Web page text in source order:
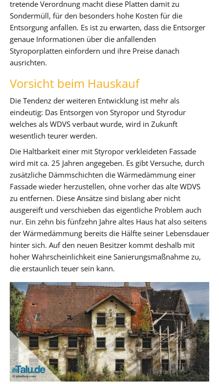
tretende Verordnung macht diese Platten damit zu
Sondermüll, für den besonders hohe Kosten für die
Entsorgung anfallen. Es ist zu erwarten, dass die Entsorger
genaue Informationen über die anfallenden
Styroporplatten einfordern und ihre Preise danach
ausrichten.
Vorsicht beim Hauskauf
Die Tendenz der weiteren Entwicklung ist mehr als
eindeutig: Das Entsorgen von Styropor und Styrodur
welches als WDVS verbaut wurde, wird in Zukunft
wesentlich teurer werden.
Die Haltbarkeit einer mit Styropor verkleideten Fassade
wird mit ca. 25 Jahren angegeben. Es gibt Versuche, durch
zusätzliche Dämmschichten die Wärmedämmung einer
Fassade wieder herzustellen, ohne vorher das alte WDVS
zu entfernen. Diese Ansätze sind bislang aber nicht
ausgereift und verschieben das eigentliche Problem auch
nur. Ein zehn bis fünfzehn Jahre altes Haus hat also seitens
der Wärmedämmung bereits die Hälfte seiner Lebensdauer
hinter sich. Auf den neuen Besitzer kommt deshalb mit
hoher Wahrscheinlichkeit eine Sanierungsmaßnahme zu,
die erstaunlich teuer sein kann.